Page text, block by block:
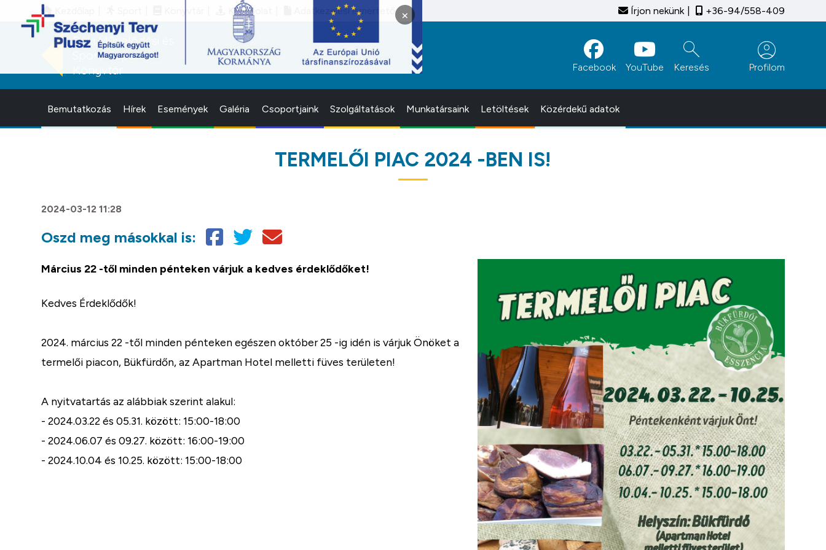
×
Kapcsolat Adatkezelési ismertető Írjon nekünk +36-94/558-409
Büki Művelődési és
Sportközpont,
Könyvtár
Facebook YouTube
search
Keresés
account_circle
Profilom
Bemutatkozás Hírek Események Galéria Csoportjaink Szolgáltatások Munkatársaink Letöltések Közérdekű adatok
TERMELŐI PIAC 2024 -BEN IS!
2024-03-12 11:28
Oszd meg másokkal is:
Március 22 -től minden pénteken várjuk a kedves érdeklődőket!
Kedves Érdeklődők!
2024. március 22 -től minden pénteken egészen október 25 -ig idén is várjuk Önöket a
termelői piacon, Bükfürdőn, az Apartman Hotel melletti füves területen!
A nyitvatartás az alábbiak szerint alakul:
- 2024.03.22 és 05.31. között: 15:00-18:00
- 2024.06.07 és 09.27. között: 16:00-19:00
- 2024.10.04 és 10.25. között: 15:00-18:00